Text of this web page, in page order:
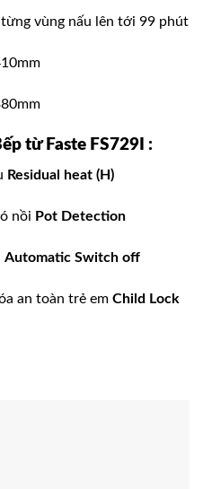
vùng nấu lên tới 99 phút
từ Faste FS729I :
Residual heat (H)
nồi Pot Detection
Automatic Switch off
an toàn trẻ em Child Lock